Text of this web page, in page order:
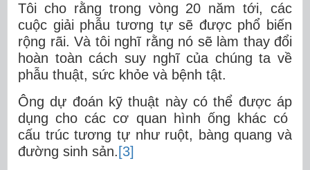
Tôi cho rằng trong vòng 20 năm tới, các
cuộc giải phẫu tương tự sẽ được phổ biến
rộng rãi. Và tôi nghĩ rằng nó sẽ làm thay đổi
hoàn toàn cách suy nghĩ của chúng ta về
phẫu thuật, sức khỏe và bệnh tật.
Ông dự đoán kỹ thuật này có thể được áp
dụng cho các cơ quan hình ống khác có
cấu trúc tương tự như ruột, bàng quang và
đường sinh sản. [3]